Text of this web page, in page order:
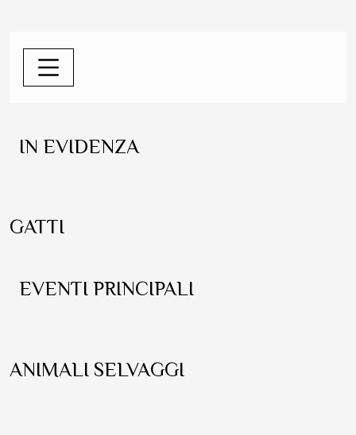
IN EVIDENZA
GATTI
EVENTI PRINCIPALI
ANIMALI SELVAGGI